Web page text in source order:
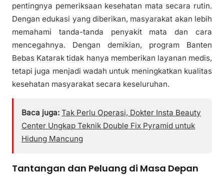
pentingnya pemeriksaan kesehatan mata secara rutin.
Dengan edukasi yang diberikan, masyarakat akan lebih
memahami tanda-tanda penyakit mata dan cara
mencegahnya. Dengan demikian, program Banten
Bebas Katarak tidak hanya memberikan layanan medis,
tetapi juga menjadi wadah untuk meningkatkan kualitas
kesehatan masyarakat secara keseluruhan.
Baca juga: Tak Perlu Operasi, Dokter Insta Beauty
Center Ungkap Teknik Double Fix Pyramid untuk
Hidung Mancung
Tantangan dan Peluang di Masa Depan